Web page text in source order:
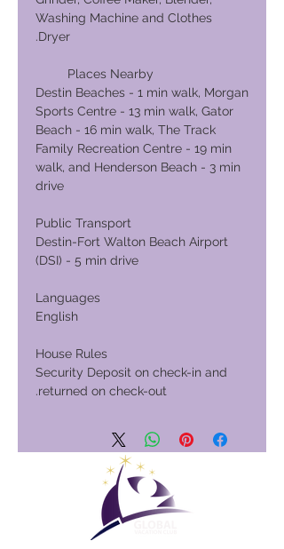
Washing Machine and Clothes
Dryer.
Places Nearby
Destin Beaches - 1 min walk, Morgan
Sports Centre - 13 min walk, Gator
Beach - 16 min walk, The Track
Family Recreation Centre - 19 min
walk, and Henderson Beach - 3 min
drive
Public Transport
Destin-Fort Walton Beach Airport
(DSI) - 5 min drive
Languages
English
House Rules
Security Deposit on check-in and
returned on check-out.